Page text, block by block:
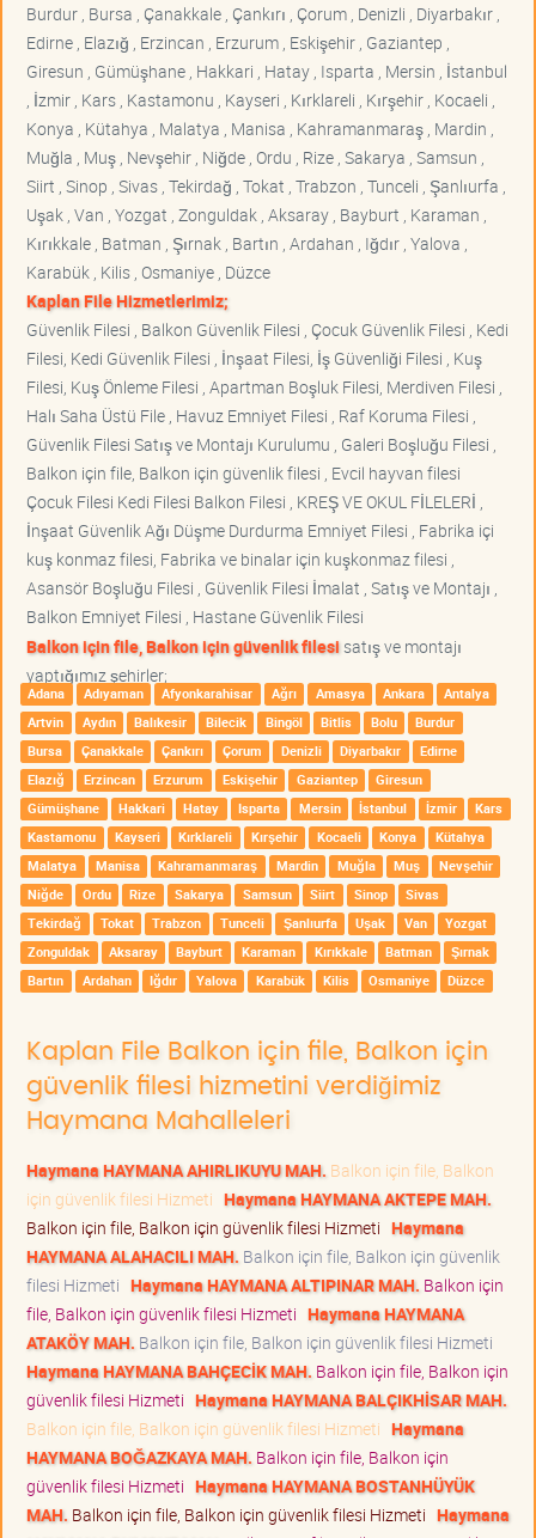
Burdur , Bursa , Çanakkale , Çankırı , Çorum , Denizli , Diyarbakır ,
Edirne , Elazığ , Erzincan , Erzurum , Eskişehir , Gaziantep ,
Giresun , Gümüşhane , Hakkari , Hatay , Isparta , Mersin , İstanbul
, İzmir , Kars , Kastamonu , Kayseri , Kırklareli , Kırşehir , Kocaeli ,
Konya , Kütahya , Malatya , Manisa , Kahramanmaraş , Mardin ,
Muğla , Muş , Nevşehir , Niğde , Ordu , Rize , Sakarya , Samsun ,
Siirt , Sinop , Sivas , Tekirdağ , Tokat , Trabzon , Tunceli , Şanlıurfa ,
Uşak , Van , Yozgat , Zonguldak , Aksaray , Bayburt , Karaman ,
Kırıkkale , Batman , Şırnak , Bartın , Ardahan , Iğdır , Yalova ,
Karabük , Kilis , Osmaniye , Düzce
Kaplan File Hizmetlerimiz;
Güvenlik Filesi , Balkon Güvenlik Filesi , Çocuk Güvenlik Filesi , Kedi
Filesi, Kedi Güvenlik Filesi , İnşaat Filesi, İş Güvenliği Filesi , Kuş
Filesi, Kuş Önleme Filesi , Apartman Boşluk Filesi, Merdiven Filesi ,
Halı Saha Üstü File , Havuz Emniyet Filesi , Raf Koruma Filesi ,
Güvenlik Filesi Satış ve Montajı Kurulumu , Galeri Boşluğu Filesi ,
Balkon için file, Balkon için güvenlik filesi , Evcil hayvan filesi
Çocuk Filesi Kedi Filesi Balkon Filesi , KREŞ VE OKUL FİLELERİ ,
İnşaat Güvenlik Ağı Düşme Durdurma Emniyet Filesi , Fabrika içi
kuş konmaz filesi, Fabrika ve binalar için kuşkonmaz filesi ,
Asansör Boşluğu Filesi , Güvenlik Filesi İmalat , Satış ve Montajı ,
Balkon Emniyet Filesi , Hastane Güvenlik Filesi
Balkon için file, Balkon için güvenlik filesisatış ve montajı
yaptığımız şehirler;
Adana Adıyaman Afyonkarahisar Ağrı Amasya Ankara
Antalya
Artvin
Aydın Balıkesir Bilecik Bingöl Bitlis Bolu
Burdur
Bursa
Çanakkale Çankırı Çorum Denizli Diyarbakır
Edirne
Elazığ
Erzincan Erzurum Eskişehir Gaziantep
Giresun
Gümüşhane
Hakkari Hatay Isparta Mersin İstanbul İzmir
Kars
Kastamonu
Kayseri Kırklareli Kırşehir Kocaeli Konya
Kütahya
Malatya
Manisa Kahramanmaraş Mardin Muğla Muş
Nevşehir
Niğde
Ordu Rize Sakarya Samsun Siirt Sinop
Sivas
Tekirdağ
Tokat Trabzon Tunceli Şanlıurfa Uşak Van
Yozgat
Zonguldak
Aksaray Bayburt Karaman Kırıkkale Batman
Şırnak
Bartın
Ardahan Iğdır Yalova Karabük Kilis Osmaniye Düzce
Kaplan File Balkon için file, Balkon için
güvenlik filesi hizmetini verdiğimiz
Haymana Mahalleleri
Haymana HAYMANA AHIRLIKUYU MAH. Balkon için file, Balkon
için güvenlik filesi Hizmeti Haymana HAYMANA AKTEPE MAH.
Balkon için file, Balkon için güvenlik filesi Hizmeti Haymana
HAYMANA ALAHACILI MAH. Balkon için file, Balkon için güvenlik
filesi Hizmeti Haymana HAYMANA ALTIPINAR MAH. Balkon için
file, Balkon için güvenlik filesi Hizmeti Haymana HAYMANA
ATAKÖY MAH. Balkon için file, Balkon için güvenlik filesi Hizmeti
Haymana HAYMANA BAHÇECİK MAH. Balkon için file, Balkon için
güvenlik filesi Hizmeti Haymana HAYMANA BALÇIKHİSAR MAH.
Balkon için file, Balkon için güvenlik filesi Hizmeti Haymana
HAYMANA BOĞAZKAYA MAH. Balkon için file, Balkon için
güvenlik filesi Hizmeti Haymana HAYMANA BOSTANHÜYÜK
MAH. Balkon için file, Balkon için güvenlik filesi Hizmeti Haymana